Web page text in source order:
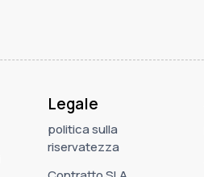
Legale
politica sulla
riservatezza